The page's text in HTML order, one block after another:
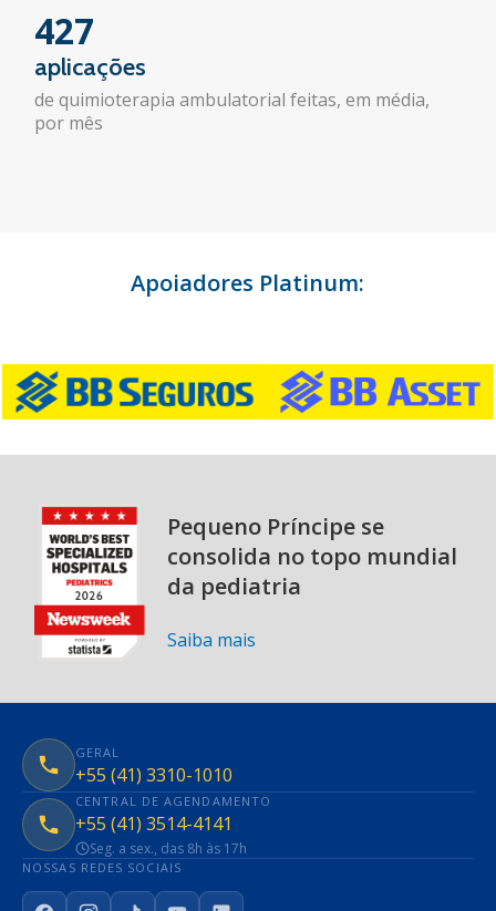
427
aplicações
de quimioterapia ambulatorial feitas, em média,
por mês
Apoiadores Platinum:
Pequeno Príncipe se
consolida no topo mundial
da pediatria
Saiba mais
GERAL
+55 (41) 3310-1010
CENTRAL DE AGENDAMENTO
+55 (41) 3514-4141
Seg. a sex., das 8h às 17h
NOSSAS REDES SOCIAIS